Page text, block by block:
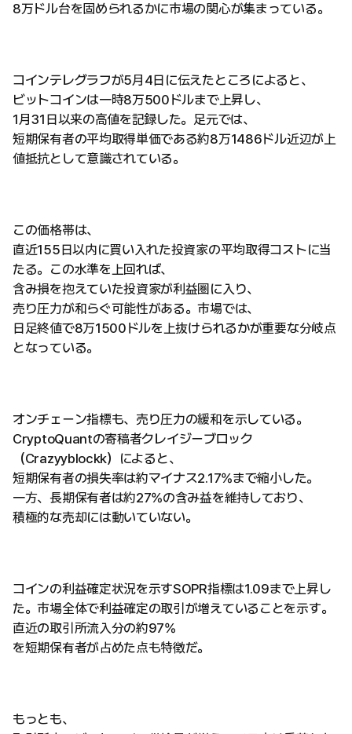
8万ドル台を固められるかに市場の関心が集まっている。
コインテレグラフが5月4日に伝えたところによると、
ビットコインは一時8万500ドルまで上昇し、
1月31日以来の高値を記録した。足元では、
短期保有者の平均取得単価である約8万1486ドル近辺が上
値抵抗として意識されている。
この価格帯は、
直近155日以内に買い入れた投資家の平均取得コストに当
たる。この水準を上回れば、
含み損を抱えていた投資家が利益圏に入り、
売り圧力が和らぐ可能性がある。市場では、
日足終値で8万1500ドルを上抜けられるかが重要な分岐点
となっている。
オンチェーン指標も、売り圧力の緩和を示している。
CryptoQuantの寄稿者クレイジーブロック
（Crazyyblockk）によると、
短期保有者の損失率は約マイナス2.17%まで縮小した。
一方、長期保有者は約27%の含み益を維持しており、
積極的な売却には動いていない。
コインの利益確定状況を示すSOPR指標は1.09まで上昇し
た。市場全体で利益確定の取引が増えていることを示す。
直近の取引所流入分の約97%
を短期保有者が占めた点も特徴だ。
もっとも、